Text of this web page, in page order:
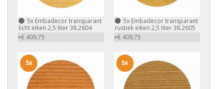
5x Embadecor transparant
licht eiken 2,5 liter 38.2604
+€ 409,75
5xEmbadecor transparant
rustiek eiken 2,5 liter 38.2605
+€ 409,75
5x 5x